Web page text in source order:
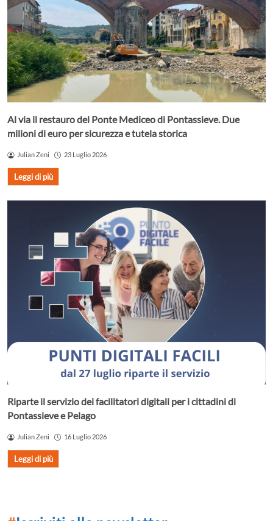
Al via il restauro del Ponte Mediceo di Pontassieve. Due
milioni di euro per sicurezza e tutela storica
Julian Zeni 23 Luglio 2026
Leggi di più
Riparte il servizio dei facilitatori digitali per i cittadini di
Pontassieve e Pelago
Julian Zeni 16 Luglio 2026
Leggi di più